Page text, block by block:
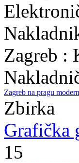
Zagreb :
Zagreb na pragu
Zbirka
Grafička
15